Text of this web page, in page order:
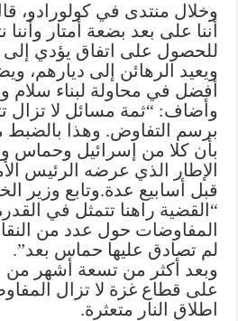
وخلال منتدى في كولورادو،
أننا على بعد بضعة أمتار
للحصول على اتفاق يؤدي إلى
ويعيد الرهائن إلى ديارهم،
أفضل في محاولة لبناء سلام
وأضاف: “ثمة مسائل لا تزال
برسم التفاوض. وهذا بالضبط
بأن كلا من إسرائيل وحماس
الإطار الذي عرضه الرئيس
قبل أسابيع عدة.وتابع وزير
“القضية راهنا تتمثل في
المفاوضات حول عدد من
لم تصادق عليها حماس بعد”.
وبعد أكثر من تسعة أشهر من
على قطاع غزة لا تزال
اطلاق النار متعثرة.